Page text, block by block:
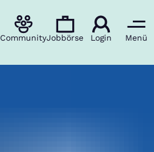
CommunityJobbörse Login Menü